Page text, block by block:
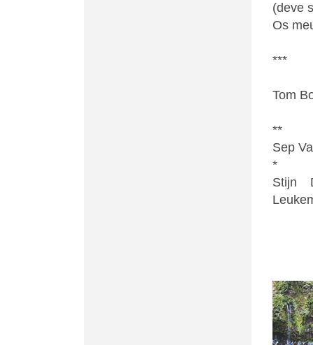
(deve
Os
***
Tom
**
Sep
*
Stijn